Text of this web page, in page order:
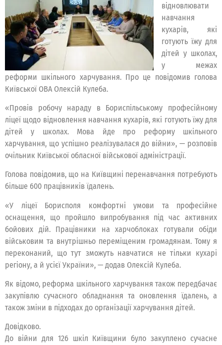
відновлювати
навчання
кухарів, які
готують їжу для
дітей у школах,
у межах
реформи шкільного харчування. Про це повідомив голова
Київської ОВА Олексій Кулеба.
«Провів робочу нараду в Бориспільському професійному
ліцеї щодо відновлення навчання кухарів, які готують їжу для
дітей у школах. Мова йде про реформу шкільного
харчування, що успішно реалізувалася до війни», — розповів
очільник Київської обласної військової адміністрації.
Голова повідомив, що на Київщині перенавчання потребують
більше 600 працівників їдалень.
«У ліцеї Борисполя комфортні умови та професійне
оснащення, що пройшло випробування під час активних
бойових дій. Працівники на харчоблоках готували обіди
військовим та внутрішньо переміщеним громадянам. Тому я
переконаний, що тут зможуть навчатися не тільки кухарі
регіону, а й усієї України», — додав Олексій Кулеба.
Як відомо, реформа шкільного харчування також передбачає
закупівлю сучасного обладнання та оновлення їдалень, а
також зміни в підходах до організації харчування дітей.
Довідково.
До війни для 126 шкіл Київщини було закуплено сучасне